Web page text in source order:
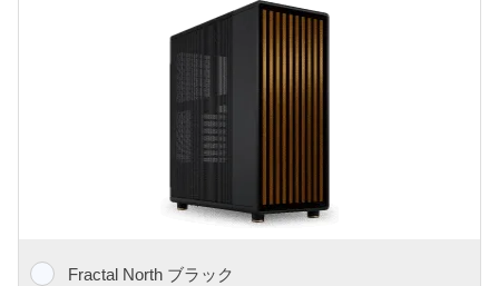
Fractal North ブラック